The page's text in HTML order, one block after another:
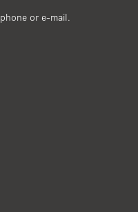
or e-mail.